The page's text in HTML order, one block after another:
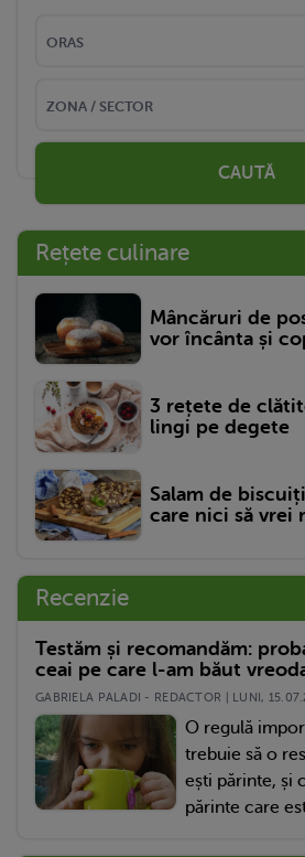
CAUTĂ
Rețete culinare
Mâncăruri de
vor încânta și
3 rețete de
lingi pe degete
Salam de
care nici să vrei
Recenzie
Testăm și recomandăm:
ceai pe care l-am băut
GABRIELA PALADI - REDACTOR | LUNI,
O regulă
trebuie să o
ești părinte, și
părinte care